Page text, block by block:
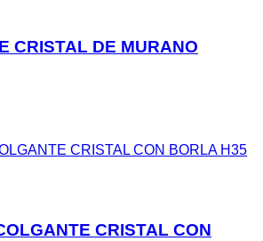
CRISTAL DE MURANO
CRISTAL CON